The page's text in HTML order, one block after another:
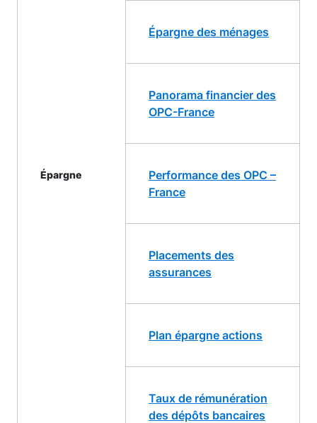
Épargne
Épargne des ménages
Panorama financier des
OPC-France
Performance des OPC –
France
Placements des
assurances
Plan épargne actions
Taux de rémunération
des dépôts bancaires